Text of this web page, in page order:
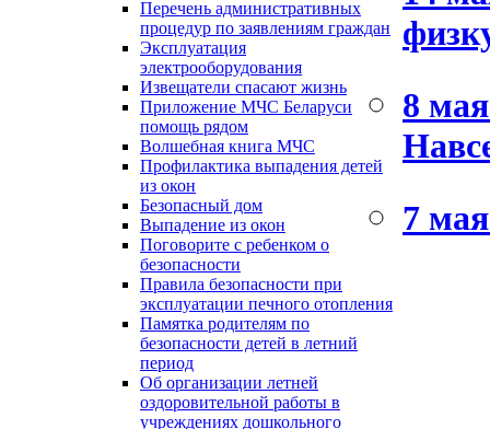
Перечень административных
процедур по заявлениям граждан
Эксплуатация
электрооборудования
Извещатели спасают жизнь
Приложение МЧС Беларуси
помощь рядом
Волшебная книга МЧС
Профилактика выпадения детей
из окон
Безопасный дом
Выпадение из окон
Поговорите с ребенком о
безопасности
Правила безопасности при
эксплуатации печного отопления
Памятка родителям по
безопасности детей в летний
период
Об организации летней
оздоровительной работы в
учреждениях дошкольного
8
7